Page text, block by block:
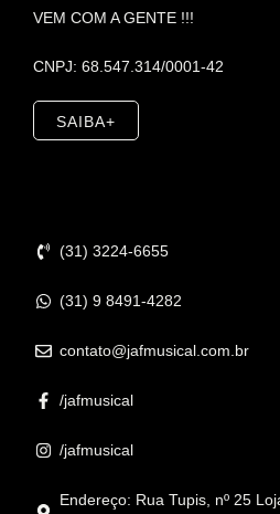
VEM COM A GENTE !!!
CNPJ: 68.547.314/0001-42
SAIBA+
(31) 3224-6655
(31) 9 8491-4282
contato@jafmusical.com.br
/jafmusical
/jafmusical
Endereço: Rua Tupis, nº 25